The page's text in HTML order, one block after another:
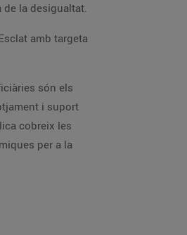
per la crisi sociosanitària de la Covid-19, ha potenciat encara més l’escletxa de la desigualtat.